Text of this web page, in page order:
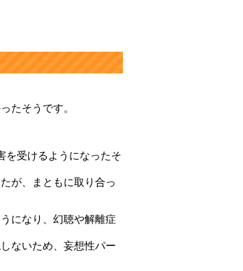
たそうです。
を受けるようになったそ
が、まともに取り合っ
になり、幻聴や解離症
ないため、妄想性パー